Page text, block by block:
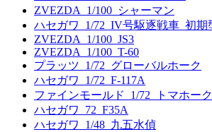
ZVEZDA_1/100_シャーマン
ハセガワ_1/72_IV号駆逐戦車_初期
ZVEZDA_1/100_JS3
ZVEZDA_1/100_T-60
プラッツ_1/72_グローバルホーク
ハセガワ_1/72_F-117A
ファインモールド_1/72_トマホー
ハセガワ_72_F35A
ハセガワ_1/48_九五水偵